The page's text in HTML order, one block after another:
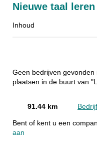
Nieuwe taal
Inhoud
Geen bedrijven
plaatsen in de buurt van
91.44 km
Bent of kent u een
aan